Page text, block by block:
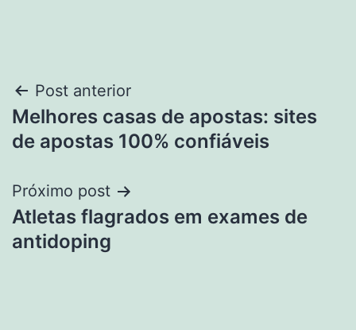
Navegação
de
Post anterior
Melhores casas de apostas: sites
de apostas 100% confiáveis
Próximo post
Atletas flagrados em exames de
antidoping